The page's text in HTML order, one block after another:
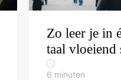
Zo leer je in
taal vloeiend
6 minuten